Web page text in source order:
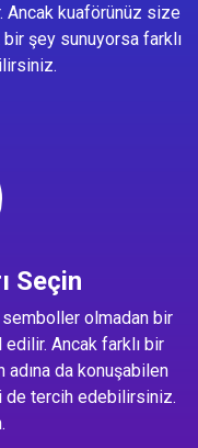
Ancak kuaförünüz size
şey sunuyorsa farklı
Seçin
semboller olmadan bir
Ancak farklı bir
adına da konuşabilen
de tercih edebilirsiniz.